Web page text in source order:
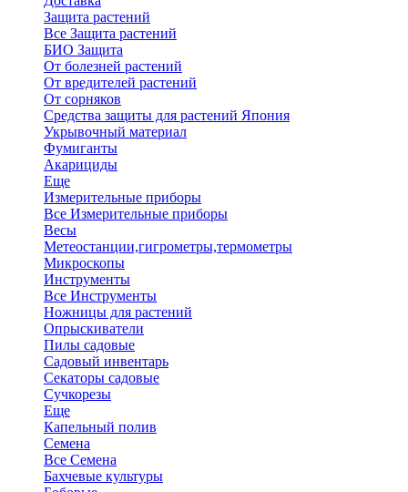
Защита растений
Все Защита растений
БИО Защита
От болезней растений
От вредителей растений
От сорняков
Средства защиты для растений Япония
Укрывочный материал
Фумиганты
Акарициды
Еще
Измерительные приборы
Все Измерительные приборы
Весы
Метеостанции,гигрометры,термометры
Микроскопы
Инструменты
Все Инструменты
Ножницы для растений
Опрыскиватели
Пилы садовые
Садовый инвентарь
Секаторы садовые
Сучкорезы
Еще
Капельный полив
Семена
Все Семена
Бахчевые культуры